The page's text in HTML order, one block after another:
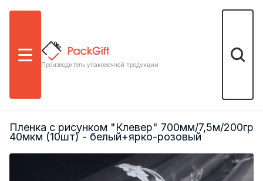
Меню
Производитель упаковочной продукции
Поиск
Пленка с рисунком "Клевер" 700мм/7,5м/200гр
40мкм (10шт) - белый+ярко-розовый